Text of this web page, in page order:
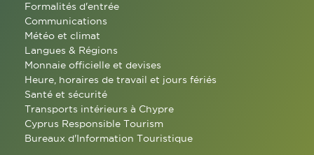
Formalités d'entrée
Communications
Météo et climat
Langues & Régions
Monnaie officielle et devises
Heure, horaires de travail et jours fériés
Santé et sécurité
Transports intérieurs à Chypre
Cyprus Responsible Tourism
Bureaux d'Information Touristique